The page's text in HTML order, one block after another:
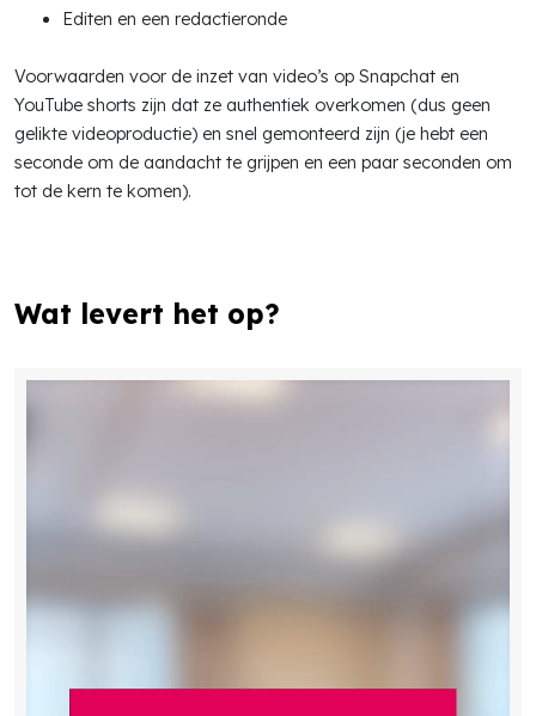
Editen en een redactieronde
Voorwaarden voor de inzet van video’s op Snapchat en
YouTube shorts zijn dat ze authentiek overkomen (dus geen
gelikte videoproductie) en snel gemonteerd zijn (je hebt een
seconde om de aandacht te grijpen en een paar seconden om
tot de kern te komen).
Wat levert het op?